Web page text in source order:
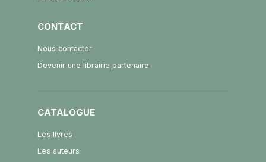
CONTACT
Nous contacter
Devenir une librairie partenaire
CATALOGUE
Les livres
Les auteurs